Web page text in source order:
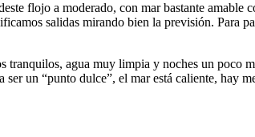
flojo a moderado, con mar bastante amable
salidas mirando bien la previsión. Para
agua muy limpia y noches un poco
un “punto dulce”, el mar está caliente, hay